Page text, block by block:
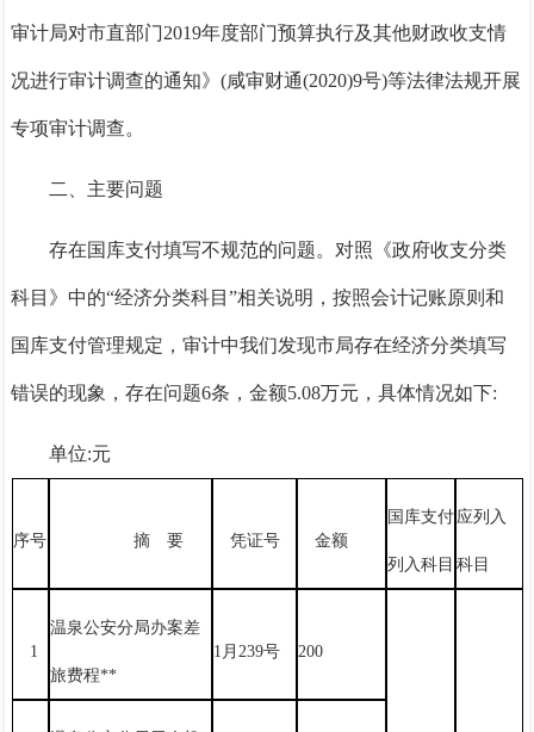
审计局对市直部门2019年度部门预算执行及其他财政收支情
况进行审计调查的通知》(咸审财通(2020)9号)等法律法规开展
专项审计调查。
二、主要问题
存在国库支付填写不规范的问题。 对照《政府收支分类
科目》中的“经济分类科目”相关说明，按照会计记账原则和
国库支付管理规定，审计中我们发现市局存在经济分类填写
错误的现象，存在问题6条，金额5.08万元，具体情况如下:
单位:元
序号 摘 要 凭证号 金额
国库支付
列入科目
应列入
科目
1
温泉公安分局办案差
旅费程**
1月239号 200